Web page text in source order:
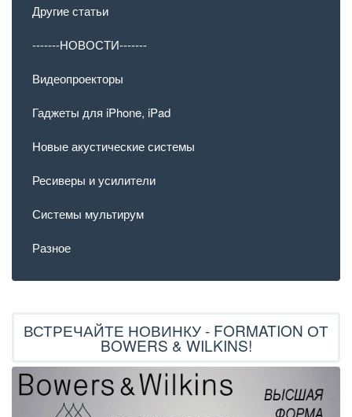
Другие статьи
-------НОВОСТИ-------
Видеопроекторы
Гаджеты для iPhone, iPad
Новые акустические системы
Ресиверы и усилители
Системы мультирум
Разное
ВСТРЕЧАЙТЕ НОВИНКУ - FORMATION ОТ
BOWERS & WILKINS!